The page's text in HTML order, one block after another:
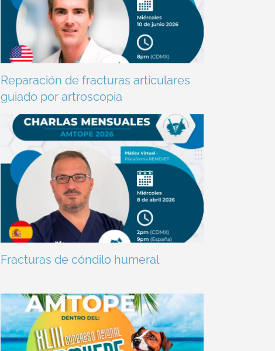
Reparación de fracturas articulares
guiado por artroscopia
Fracturas de cóndilo humeral